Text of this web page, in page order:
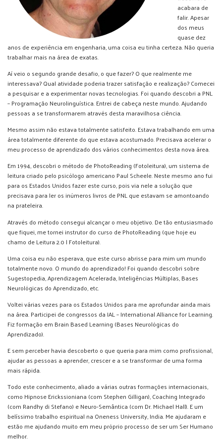
acabara de
falir. Apesar
dos meus
quase dez
anos de experiência em engenharia, uma coisa eu tinha certeza. Não queria
trabalhar mais na área de exatas.
Aí veio o segundo grande desafio, o que fazer? O que realmente me
interessava? Qual atividade poderia trazer satisfação e realização? Comecei
a pesquisar e a experimentar novas tecnologias. Foi quando descobri a PNL
– Programação Neurolinguística. Entrei de cabeça neste mundo. Ajudando
pessoas a se transformarem através desta maravilhosa ciência.
Mesmo assim não estava totalmente satisfeito. Estava trabalhando em uma
área totalmente diferente do que estava acostumado. Precisava acelerar o
meu processo de aprendizado dos vários conhecimentos desta nova área.
Em 1994, descobri o método de PhotoReading (Fotoleitura), um sistema de
leitura criado pelo psicólogo americano Paul Scheele. Neste mesmo ano fui
para os Estados Unidos fazer este curso, pois via nele a solução que
precisava para ler os inúmeros livros de PNL que estavam se amontoando
na prateleira.
Através do método consegui alcançar o meu objetivo. De tão entusiasmado
que fiquei, me tornei instrutor do curso de PhotoReading (que hoje eu
chamo de Leitura 2.0 | Fotoleitura).
Uma coisa eu não esperava, que este curso abrisse para mim um mundo
totalmente novo. O mundo do aprendizado! Foi quando descobri sobre
Sugestopedia, Aprendizagem Acelerada, Inteligências Múltiplas, Bases
Neurológicas do Aprendizado, etc.
Voltei várias vezes para os Estados Unidos para me aprofundar ainda mais
na área. Participei de congressos da IAL – International Alliance for Learning.
Fiz formação em Brain Based Learning (Bases Neurológicas do
Aprendizado).
E sem perceber havia descoberto o que queria para mim como profissional,
ajudar as pessoas a aprender, crescer e a se transformar de uma forma
mais rápida.
Todo este conhecimento, aliado a várias outras formações internacionais,
como Hipnose Erickssioniana (com Stephen Gilligan), Coaching Integrado
(com Randhy di Stefano) e Neuro-Semântica (com Dr. Michael Hall). E um
belíssimo trabalho espiritual na Oneness University, India. Me ajudaram e
estão me ajudando muito em meu próprio processo de ser um Ser Humano
melhor.